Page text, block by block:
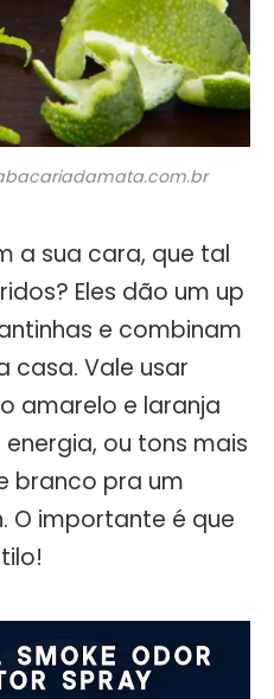
a sua cara, que tal
Eles dão um up
e combinam
Vale usar
amarelo e laranja
ou tons mais
branco pra um
O importante é que